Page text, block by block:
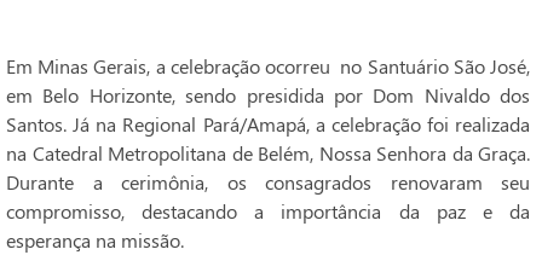
Em Minas Gerais, a celebração ocorreu no Santuário São José,
em Belo Horizonte, sendo presidida por Dom Nivaldo dos
Santos. Já na Regional Pará/Amapá, a celebração foi realizada
na Catedral Metropolitana de Belém, Nossa Senhora da Graça.
Durante a cerimônia, os consagrados renovaram seu
compromisso, destacando a importância da paz e da
esperança na missão.